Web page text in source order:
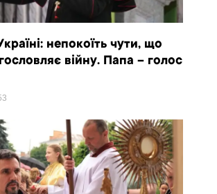
непокоїть чути, що
війну. Папа – голос